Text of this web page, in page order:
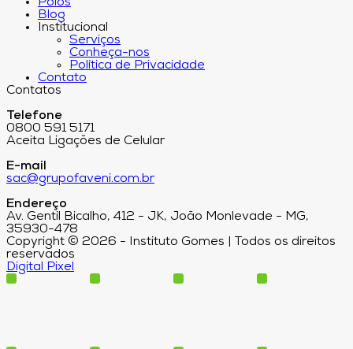
Polos
Blog
Institucional
Serviços
Conheça-nos
Política de Privacidade
Contato
Contatos
Telefone
0800 591 5171
Aceita Ligações de Celular
E-mail
sac@grupofaveni.com.br
Endereço
Av. Gentil Bicalho, 412 - JK, João Monlevade - MG,
35930-478
Copyright © 2026 - Instituto Gomes | Todos os direitos
reservados
Digital Pixel